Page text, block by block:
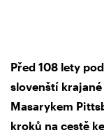
Před 108 lety
slovenští krajané
Masarykem
kroků na cestě